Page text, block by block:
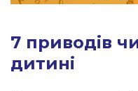
7 приводів
дитині